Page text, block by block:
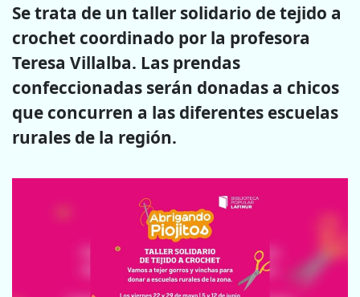
Se trata de un taller solidario de tejido a
crochet coordinado por la profesora
Teresa Villalba. Las prendas
confeccionadas serán donadas a chicos
que concurren a las diferentes escuelas
rurales de la región.